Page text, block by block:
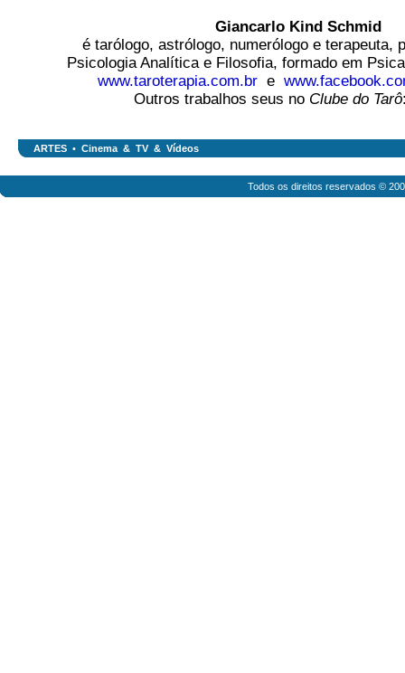
Giancarlo Kind Schmid
é tarólogo, astrólogo, numerólogo e terapeuta,
Psicologia Analítica e Filosofia, formado em
www.taroterapia.com.bre
Outros trabalhos seus no Clube do Tarô
ARTES • Cinema & TV & Vídeos
Todos os direitos reservados ©